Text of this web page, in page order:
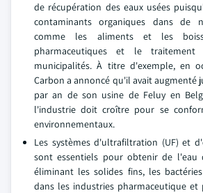
de récupération des eaux usées
contaminants organiques dans de
comme les aliments et les
pharmaceutiques et le
municipalités. À titre d'exemple, en
Carbon a annoncé qu'il avait augmenté
par an de son usine de Feluy en
l'industrie doit croître pour se
environnementaux.
Les systèmes d'ultrafiltration (UF) et
sont essentiels pour obtenir de l'eau
éliminant les solides fins, les
dans les industries pharmaceutique et